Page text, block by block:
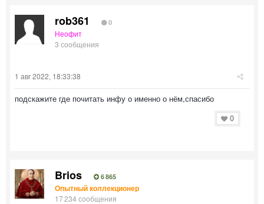
rob361 0
Неофит
3 сообщения
1 авг 2022, 18:33:38
подскажите где почитать инфу о именно о нём,спасибо
0
Brios 6 865
Опытный коллекционер
17 234 сообщения